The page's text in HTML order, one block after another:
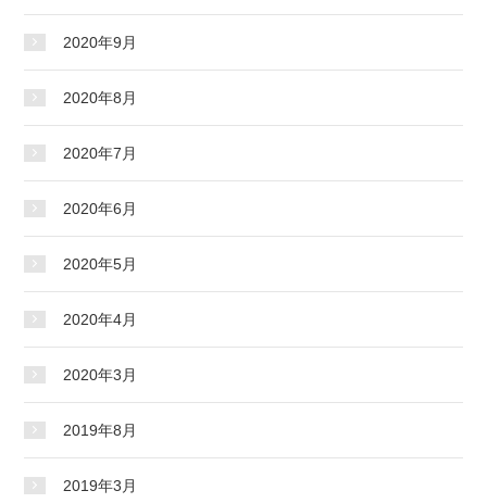
2020年9月
2020年8月
2020年7月
2020年6月
2020年5月
2020年4月
2020年3月
2019年8月
2019年3月